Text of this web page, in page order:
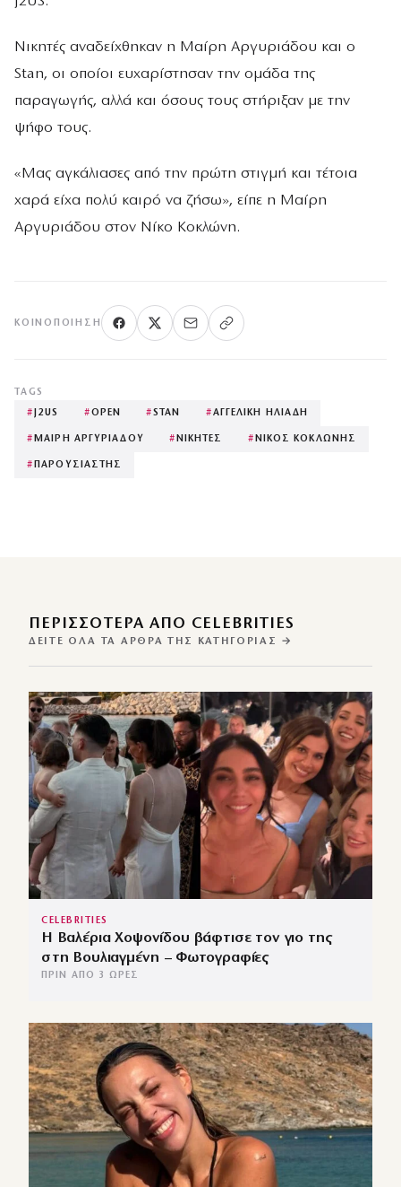
Νικητές αναδείχθηκαν η Μαίρη Αργυριάδου και ο
Stan, οι οποίοι ευχαρίστησαν την ομάδα της
παραγωγής, αλλά και όσους τους στήριξαν με την
ψήφο τους.
«Μας αγκάλιασες από την πρώτη στιγμή και τέτοια
χαρά είχα πολύ καιρό να ζήσω», είπε η Μαίρη
Αργυριάδου στον Νίκο Κοκλώνη.
ΚΟΙΝΟΠΟΊΗΣΗ
TAGS
# J2US #OPEN #STAN #ΑΓΓΕΛΙΚΗ ΗΛΙΑΔΗ
# ΜΑΙΡΗ ΑΡΓΥΡΙΑΔΟΥ # ΝΙΚΗΤΕΣ # ΝΙΚΟΣ ΚΟΚΛΩΝΗΣ
# ΠΑΡΟΥΣΙΑΣΤΗΣ
ΠΕΡΙΣΣΌΤΕΡΑ ΑΠΌ CELEBRITIES
ΔΕΊΤΕ ΌΛΑ ΤΑ ΆΡΘΡΑ ΤΗΣ ΚΑΤΗΓΟΡΊΑΣ →
CELEBRITIES
Η Βαλέρια Χοψονίδου βάφτισε τον γιο της
στη Βουλιαγμένη – Φωτογραφίες
ΠΡΙΝ ΑΠΌ 3 ΏΡΕΣ